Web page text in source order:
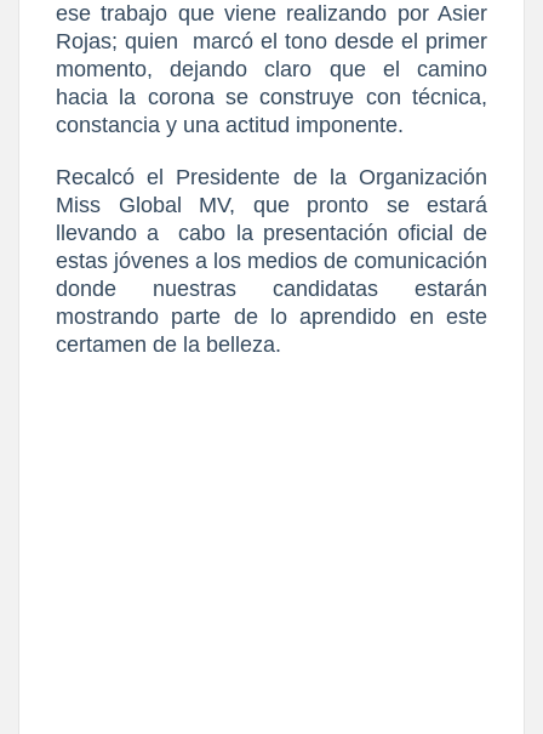
ese trabajo que viene realizando por Asier
Rojas; quien
marcó el tono desde el primer
momento, dejando claro que el camino
hacia la corona se construye con técnica,
constancia y una actitud imponente.
Recalcó el Presidente de la Organización
Miss Global MV, que pronto se estará
llevando a
cabo la presentación oficial de
estas jóvenes a los medios de comunicación
donde nuestras candidatas estarán
mostrando parte de lo aprendido en este
certamen de la belleza.